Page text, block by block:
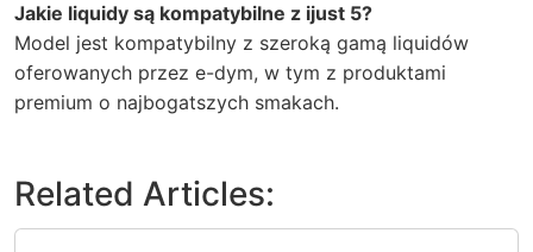
Jakie liquidy są kompatybilne z ijust 5?
Model jest kompatybilny z szeroką gamą liquidów
oferowanych przez e-dym, w tym z produktami
premium o najbogatszych smakach.
Related Articles: